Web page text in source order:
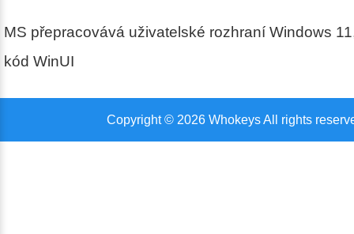
MS přepracovává uživatelské rozhraní Windows
kód WinUI
Copyright © 2026 Whokeys All rights